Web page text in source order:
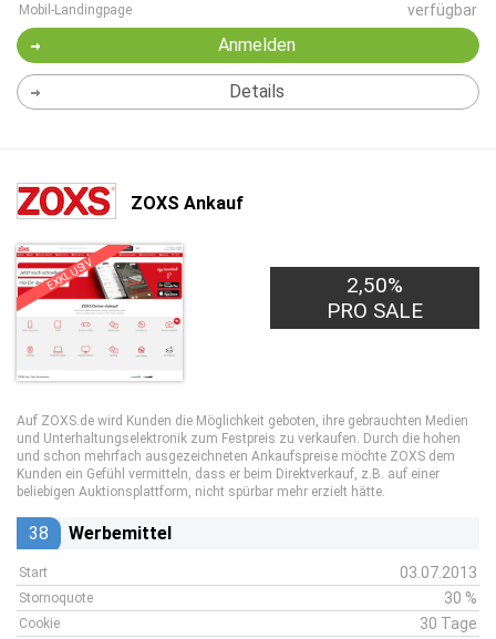
Mobil-Landingpage verfügbar
Anmelden
Details
ZOXS Ankauf
EXKLUSIV
2,50%
PRO SALE
Auf ZOXS.de wird Kunden die Möglichkeit geboten, ihre gebrauchten Medien
und Unterhaltungselektronik zum Festpreis zu verkaufen. Durch die hohen
und schon mehrfach ausgezeichneten Ankaufspreise möchte ZOXS dem
Kunden ein Gefühl vermitteln, dass er beim Direktverkauf, z.B. auf einer
beliebigen Auktionsplattform, nicht spürbar mehr erzielt hätte.
38 Werbemittel
Start 03.07.2013
Stornoquote 30 %
Cookie 30 Tage